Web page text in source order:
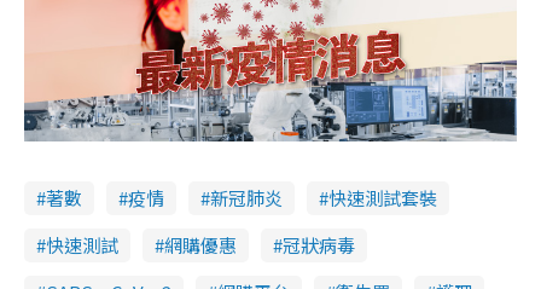
著數 疫情 新冠肺炎
快速測試套裝
快速測試
網購優惠
冠狀病毒